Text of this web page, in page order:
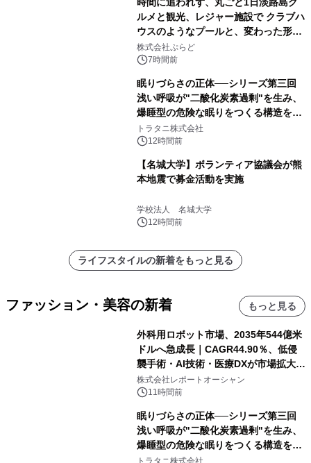
時間に追われず、丸ごと1日淡路島グ
ルメと観光、レジャー施設で クラブハ
ウスのようなプールと、変わった形の
サウナも 「THE BOXY AWAJI」のお
得な素泊まり連泊プランで
株式会社ぷらど
7時間前
眠りづらさの正体──シリーズ第三回
浅い呼吸が"二酸化炭素過剰"を生み、
爆睡型の危険な眠りをつくる構造を解
説
トラタニ株式会社
12時間前
【名城大学】ボランティア協議会が熊
本地震で募金活動を実施
学校法人 名城大学
12時間前
ライフスタイルの新着をもっと見る
ファッション・美容の新着 もっと見る
外科用ロボット市場、2035年544億米
ドルへ急成長｜CAGR44.90％、低侵
襲手術・AI技術・医療DXが市場拡大を
牽引
株式会社レポートオーシャン
11時間前
眠りづらさの正体──シリーズ第三回
浅い呼吸が"二酸化炭素過剰"を生み、
爆睡型の危険な眠りをつくる構造を解
説